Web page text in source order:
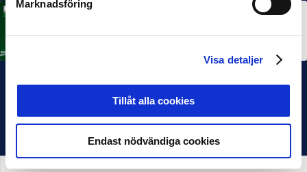
Marknadsföring
Visa detaljer
Tillåt alla cookies
Endast nödvändiga cookies